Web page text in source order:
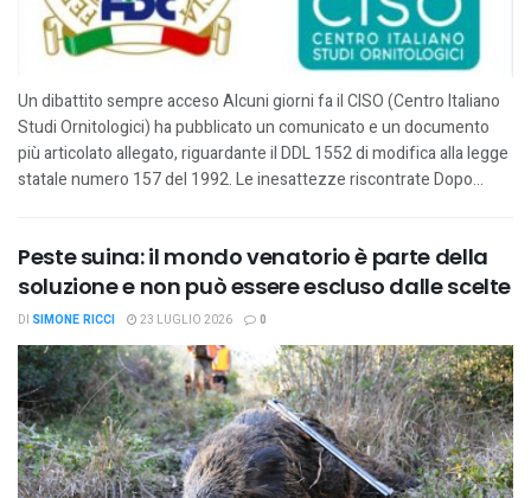
Un dibattito sempre acceso Alcuni giorni fa il CISO (Centro Italiano
Studi Ornitologici) ha pubblicato un comunicato e un documento
più articolato allegato, riguardante il DDL 1552 di modifica alla legge
statale numero 157 del 1992. Le inesattezze riscontrate Dopo...
Peste suina: il mondo venatorio è parte della
soluzione e non può essere escluso dalle scelte
DI SIMONE RICCI 23 LUGLIO 2026 0